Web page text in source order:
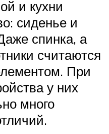
и кухни
сиденье и
спинка, а
считаются
При
у них
много